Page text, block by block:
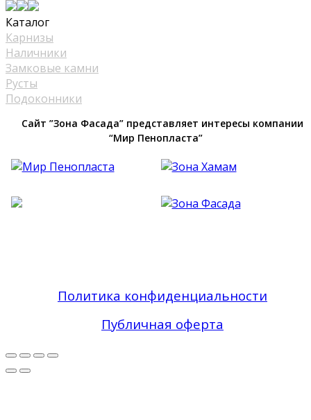
Каталог
Карнизы
Наличники
Замковые камни
Русты
Подоконники
Сайт ”Зона Фасада” представляет интересы компании
“Мир Пенопласта”
Политика конфиденциальности
Публичная оферта